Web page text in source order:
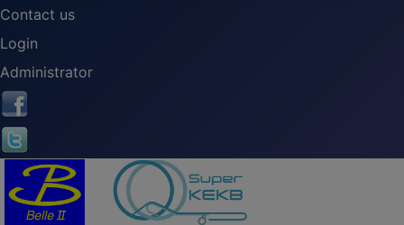
Contact us
Login
Administrator